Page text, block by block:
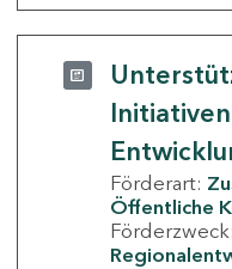
Förderart:
Öffentliche
Förderzweck: